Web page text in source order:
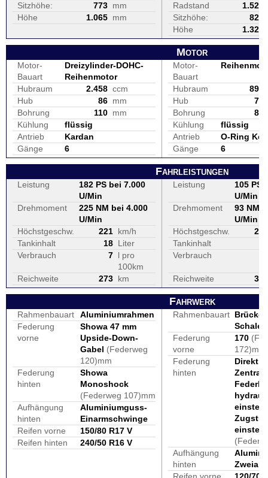
Sitzhöhe:
773 mm
Höhe
1.065 mm
Radstand
1.521
Sitzhöhe:
820
Höhe
1.320
Motor
Motor-
Bauart
Dreizylinder-DOHC-
Reihenmotor
Hubraum
2.458 ccm
Hub
86 mm
Bohrung
110 mm
Kühlung
flüssig
Antrieb
Kardan
Gänge
6
Motor-
Bauart
Hubraum
895
Hub
77
Bohrung
86
Kühlung
flüssig
Antrieb
O-Ring
Gänge
6
Fahrleistungen
Leistung
182 PS bei 7.000
U/Min
Drehmoment
225 NM bei 4.000
U/Min
Höchstgeschw.
221 km/h
Tankinhalt
18 Liter
Verbrauch
7 l pro
100km
Reichweite
273 km
Leistung
105 PS
U/Min
Drehmoment
93 NM
U/Min
Höchstgeschw.
215
Tankinhalt
Verbrauch
Reichweite 369
Fahrwerk
Rahmenbauart
Aluminiumrahmen
Federung
vorne
Showa 47 mm
Upside-Down-
Gabel (Federweg
120)mm
Federung
hinten
Showa
Monoshock
(Federweg 107)mm
Aufhängung
hinten
Aluminiumguss-
Einarmschwinge
Reifen vorne
150/80 R17 V
Reifen hinten
240/50 R16 V
Rahmenbauart
Federung
vorne
170
172)mm
Federung
hinten
Direkt
Aufhängung
hinten